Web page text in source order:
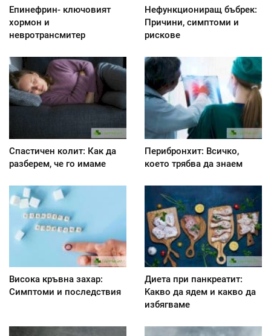
Епинефрин- ключовият
хормон и
невротрансмитер
Нефункциониращ бъбрек:
Причини, симптоми и
рискове
Спастичен колит: Как да
разберем, че го имаме
Перибронхит: Всичко,
което трябва да знаем
Висока кръвна захар:
Симптоми и последствия
Диета при панкреатит:
Kакво да ядем и какво да
избягваме